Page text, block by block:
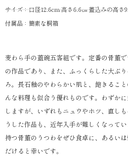
サイズ：口径12.6cm 高さ6.6㎝ 蓋込みの高さ
付属品：簡素な桐箱
麦わら手の蓋碗五客組です。定番の骨董
の作品であり、また、ふっくらした大ぶ
ろ。長石釉のやわらかい肌と、飽きるこ
んな料理も似合う優れものです。わずか
しますが、いずれもニュウやホツ、直し
うした作品も、近年入手が難しくなって
持つ骨董のうつわをぜひ食卓に、あるい
だけると幸いです。